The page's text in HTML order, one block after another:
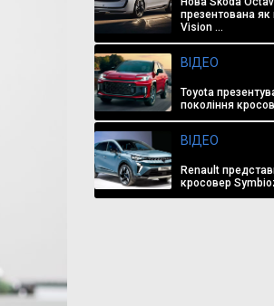
презентована як
Vision ...
ВІДЕО
Toyota
покоління
ВІДЕО
Renault
кросовер